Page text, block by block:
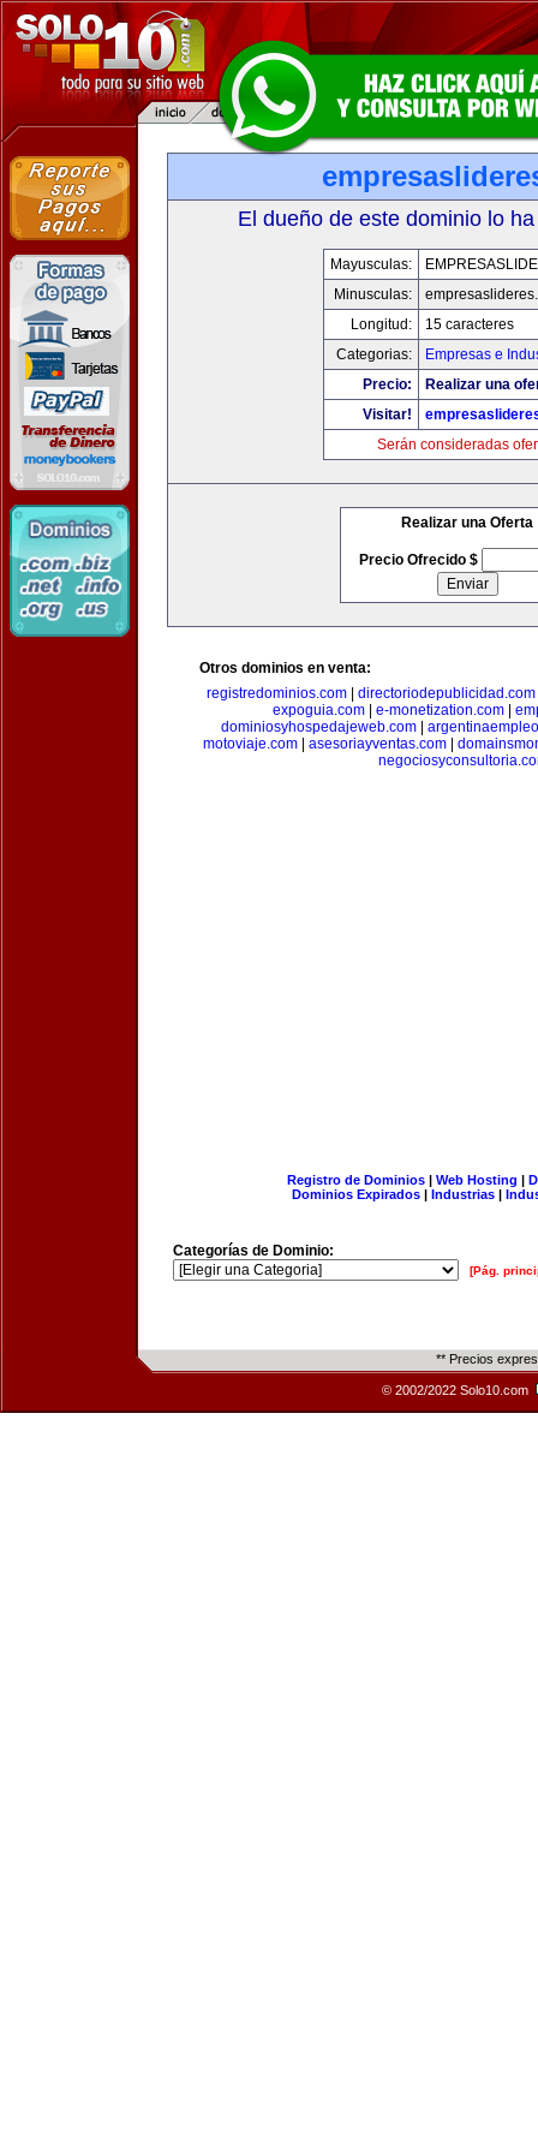
El dueño de este dominio lo
Mayusculas:
Minusculas:
Longitud:
15 caracteres
Categorias:
Empresas e
Precio:
Realizar una
Visitar!
Serán consideradas
Realizar una Oferta
Precio Ofrecido $
Otros dominios en venta:
registredominios.com| directoriodepublicidad.com
expoguia.com| e-monetization.com|
dominiosyhospedajeweb.com
motoviaje.com
asesoriayventas.com
Registro de Dominios| Web Hosting |
Dominios Expirados | Industrias |
Categorías de Dominio:
[Pág.
** Precios
© 2002/2022 Solo10.com